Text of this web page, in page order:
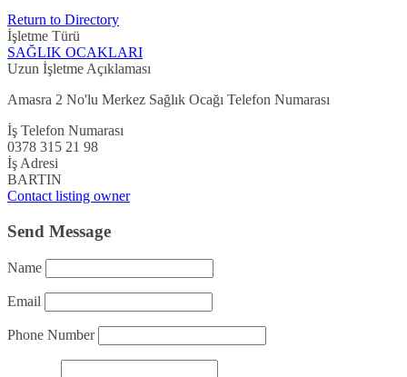
Return to Directory
İşletme Türü
SAĞLIK OCAKLARI
Uzun İşletme Açıklaması
Amasra 2 No'lu Merkez Sağlık Ocağı Telefon Numarası
İş Telefon Numarası
0378 315 21 98
İş Adresi
BARTIN
Contact listing owner
Send Message
Name
Email
Phone Number